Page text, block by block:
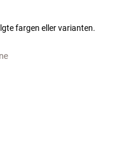
fargen eller varianten.